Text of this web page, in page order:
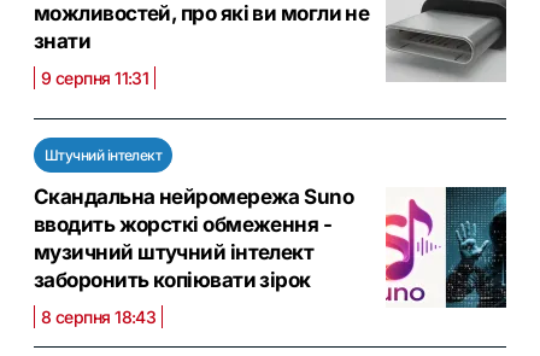
можливостей, про які ви могли не
знати
9 серпня 11:31
Штучний інтелект
Скандальна нейромережа Suno
вводить жорсткі обмеження -
музичний штучний інтелект
заборонить копіювати зірок
8 серпня 18:43